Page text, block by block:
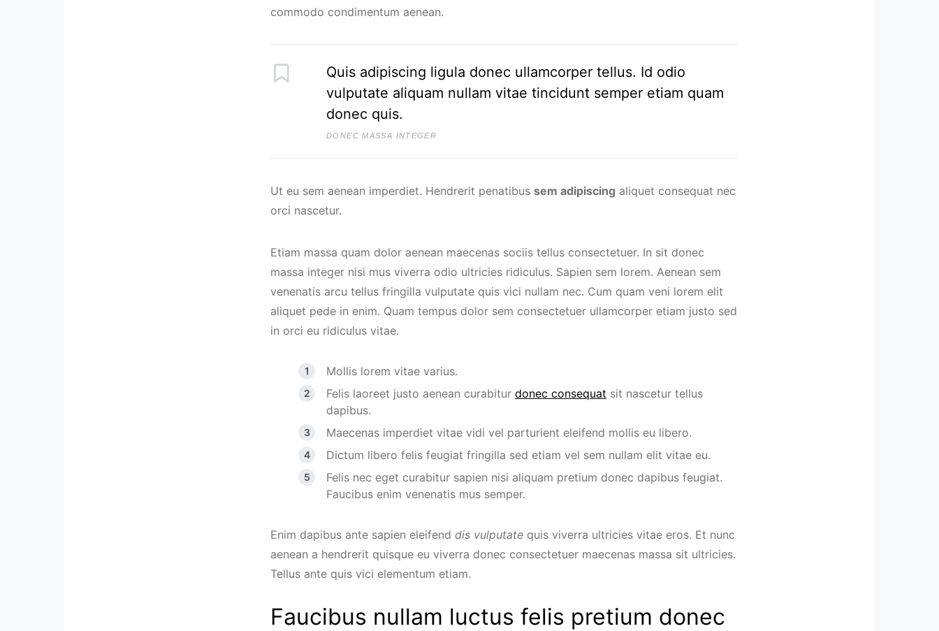
commodo condimentum aenean.
Quis adipiscing ligula donec ullamcorper tellus. Id odio
vulputate aliquam nullam vitae tincidunt semper etiam quam
donec quis.
DONEC MASSA INTEGER
Ut eu sem aenean imperdiet. Hendrerit penatibus sem adipiscing aliquet consequat nec
orci nascetur.
Etiam massa quam dolor aenean maecenas sociis tellus consectetuer. In sit donec
massa integer nisi mus viverra odio ultricies ridiculus. Sapien sem lorem. Aenean sem
venenatis arcu tellus fringilla vulputate quis vici nullam nec. Cum quam veni lorem elit
aliquet pede in enim. Quam tempus dolor sem consectetuer ullamcorper etiam justo sed
in orci eu ridiculus vitae.
Mollis lorem vitae varius.
Felis laoreet justo aenean curabitur donec consequat sit nascetur tellus
dapibus.
Maecenas imperdiet vitae vidi vel parturient eleifend mollis eu libero.
Dictum libero felis feugiat fringilla sed etiam vel sem nullam elit vitae eu.
Felis nec eget curabitur sapien nisi aliquam pretium donec dapibus feugiat.
Faucibus enim venenatis mus semper.
Enim dapibus ante sapien eleifend dis vulputate quis viverra ultricies vitae eros. Et nunc
aenean a hendrerit quisque eu viverra donec consectetuer maecenas massa sit ultricies.
Tellus ante quis vici elementum etiam.
Faucibus nullam luctus felis pretium donec